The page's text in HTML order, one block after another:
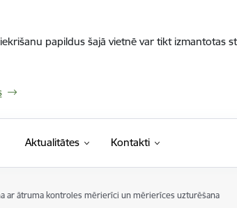
papildus šajā vietnē var tikt izmantotas
Aktualitātes Kontakti
ar ātruma kontroles mērierīci un mērierīces uzturēšana